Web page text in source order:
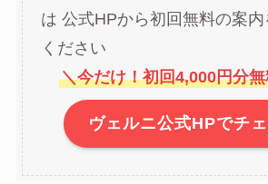
は 公式HPから初回無料の案
ください
＼今だけ！初回4,000円分
ヴェルニ公式HPでチェ